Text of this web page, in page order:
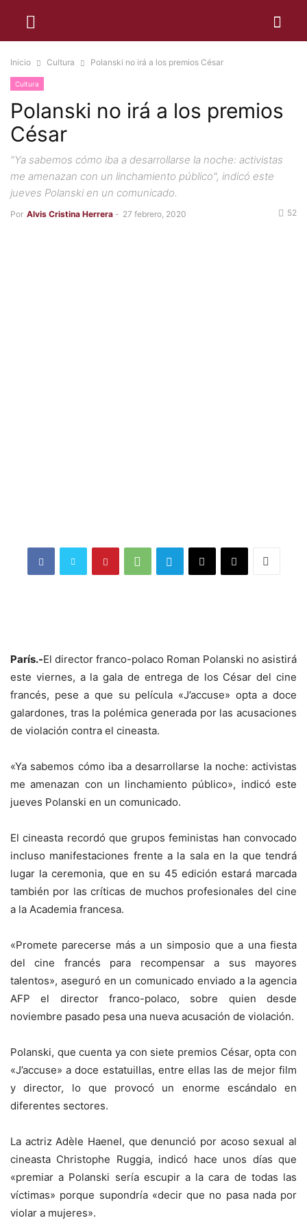
Inicio Cultura Polanski no irá a los premios César
Cultura
Polanski no irá a los premios
César
"Ya sabemos cómo iba a desarrollarse la noche: activistas
me amenazan con un linchamiento público", indicó este
jueves Polanski en un comunicado.
Por Alvis Cristina Herrera - 27 febrero, 2020 52
París.-El director franco-polaco Roman Polanski no asistirá
este viernes, a la gala de entrega de los César del cine
francés, pese a que su película «J’accuse» opta a doce
galardones, tras la polémica generada por las acusaciones
de violación contra el cineasta.
«Ya sabemos cómo iba a desarrollarse la noche: activistas
me amenazan con un linchamiento público», indicó este
jueves Polanski en un comunicado.
El cineasta recordó que grupos feministas han convocado
incluso manifestaciones frente a la sala en la que tendrá
lugar la ceremonia, que en su 45 edición estará marcada
también por las críticas de muchos profesionales del cine
a la Academia francesa.
«Promete parecerse más a un simposio que a una fiesta
del cine francés para recompensar a sus mayores
talentos», aseguró en un comunicado enviado a la agencia
AFP el director franco-polaco, sobre quien desde
noviembre pasado pesa una nueva acusación de violación.
Polanski, que cuenta ya con siete premios César, opta con
«J’accuse» a doce estatuillas, entre ellas las de mejor film
y director, lo que provocó un enorme escándalo en
diferentes sectores.
La actriz Adèle Haenel, que denunció por acoso sexual al
cineasta Christophe Ruggia, indicó hace unos días que
«premiar a Polanski sería escupir a la cara de todas las
víctimas» porque supondría «decir que no pasa nada por
violar a mujeres».